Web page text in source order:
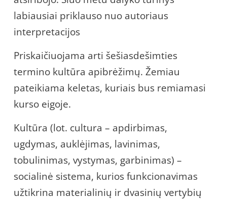
labiausiai priklauso nuo autoriaus
interpretacijos
Priskaičiuojama arti šešiasdešimties
termino kultūra apibrėžimų. Žemiau
pateikiama keletas, kuriais bus remiamasi
kurso eigoje.
Kultūra (lot. cultura – apdirbimas,
ugdymas, auklėjimas, lavinimas,
tobulinimas, vystymas, garbinimas) –
socialinė sistema, kurios funkcionavimas
užtikrina materialinių ir dvasinių vertybių